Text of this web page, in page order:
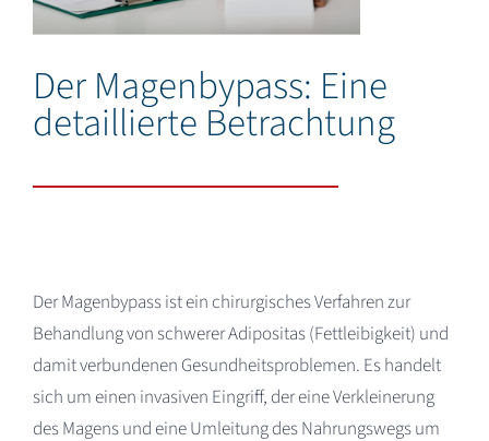
Deutsch
Der Magenbypass: Eine
detaillierte Betrachtung
Der Magenbypass ist ein chirurgisches Verfahren zur
Behandlung von schwerer Adipositas (Fettleibigkeit) und
damit verbundenen Gesundheitsproblemen. Es handelt
sich um einen invasiven Eingriff, der eine Verkleinerung
des Magens und eine Umleitung des Nahrungswegs um